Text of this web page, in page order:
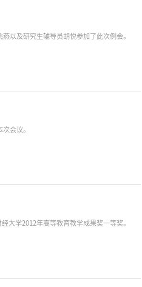
以及研究生辅导员胡悦参加了此次例会。
会议。
大学2012年高等教育教学成果奖一等奖。